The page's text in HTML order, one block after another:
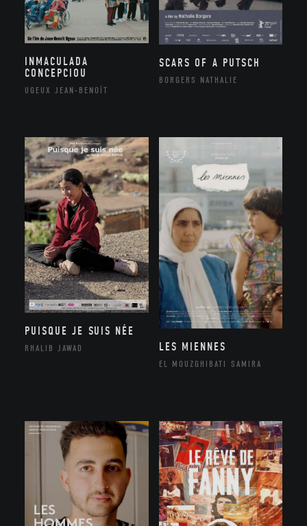
INMACULADA
CONCEPCIOU
UGEUX JEAN-BENOÎT
SCARS OF A PUTSCH
BORGERS NATHALIE
PUISQUE JE SUIS NÉE
RHALIB JAWAD LES MIENNES
EL MOUZGHIBATI SAMIRA